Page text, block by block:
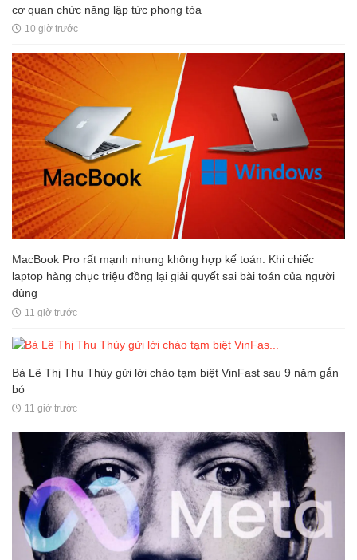
cơ quan chức năng lập tức phong tỏa
10 giờ trước
MacBook Pro rất mạnh nhưng không hợp kế toán: Khi chiếc
laptop hàng chục triệu đồng lại giải quyết sai bài toán của người
dùng
11 giờ trước
Bà Lê Thị Thu Thủy gửi lời chào tạm biệt VinFast sau 9 năm gắn
bó
11 giờ trước